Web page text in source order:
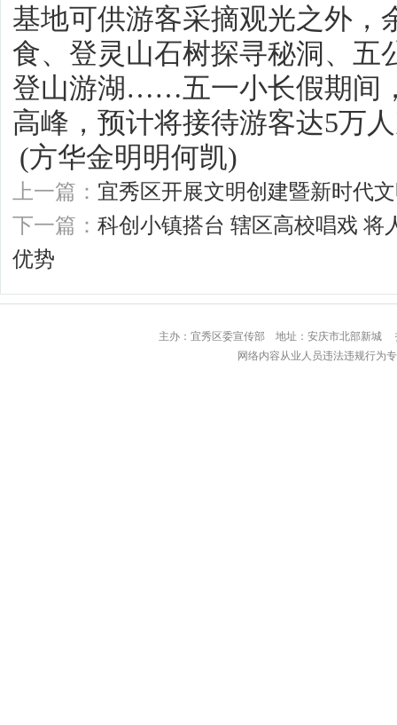
基地可供游客采摘观光之外，
食、登灵山石树探寻秘洞、五
登山游湖……五一小长假期间
高峰，预计将接待游客达5万
(方华金明明何凯)
上一篇： 宜秀区开展文明创建暨新时代
下一篇： 科创小镇搭台 辖区高校唱戏 将
优势
主办：宜秀区委宣传部 地址：安庆市北
网络内容从业人员违法违规行